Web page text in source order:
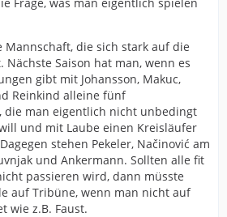
Mannschaft, die sich stark auf die
Saison hat man, wenn es
gibt mit Johansson, Makuc,
Reinkind alleine fünf
die man eigentlich nicht unbedingt
und mit Laube einen Kreisläufer
stehen Pekeler, Načinović am
und Ankermann. Sollten alle fit
passieren wird, dann müsste
auf Tribüne, wenn man nicht auf
wie z.B. Faust.